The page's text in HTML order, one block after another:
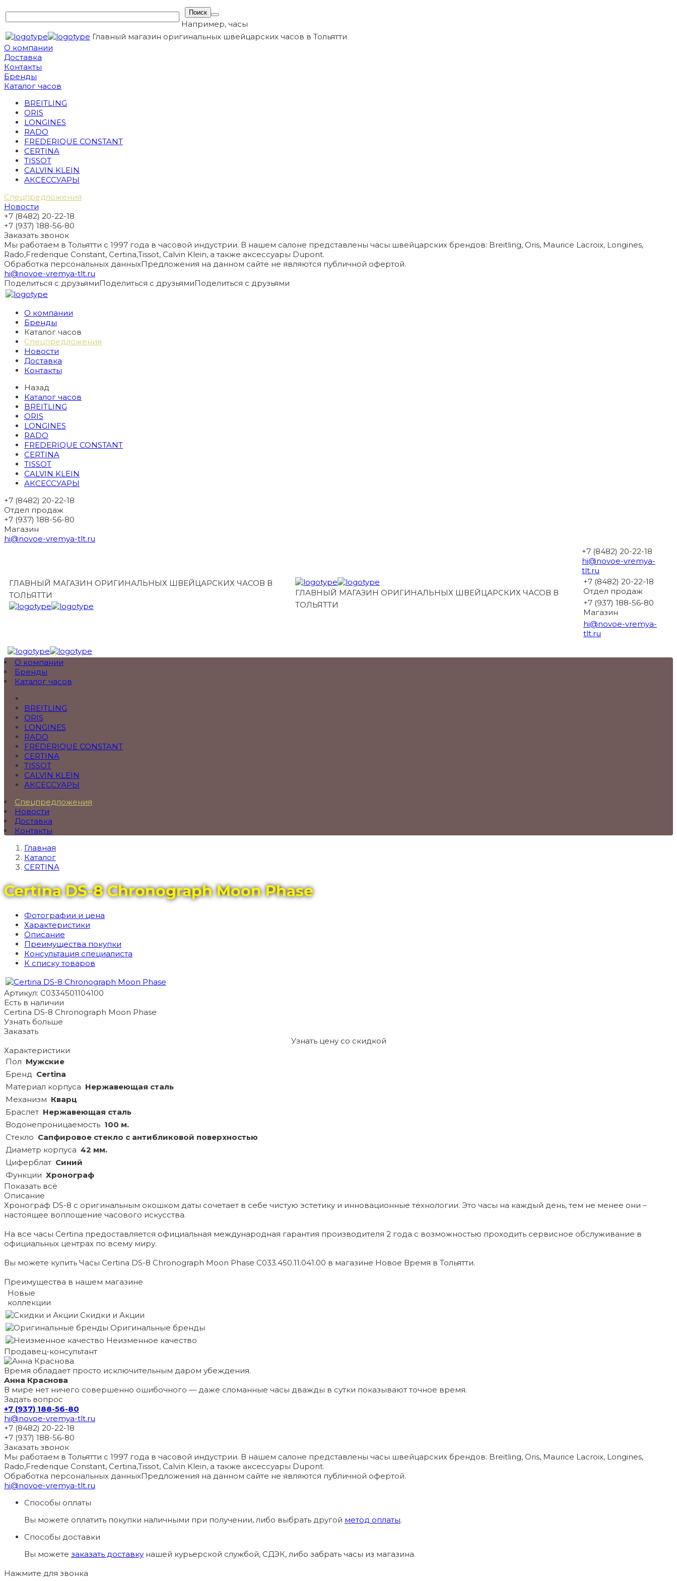
Например, часы
Главный магазин оригинальных швейцарских часов в Тольятти
О компании
Доставка
Контакты
Бренды
Каталог часов
BREITLING
ORIS
LONGINES
RADO
FREDERIQUE CONSTANT
CERTINA
TISSOT
CALVIN KLEIN
АКСЕССУАРЫ
Спецпредложения
Новости
+7 (8482) 20-22-18
+7 (937) 188-56-80
Заказать звонок
Мы работаем в Тольятти с 1997 года в часовой индустрии. В нашем салоне представлены часы швейцарских брендов: Breitling, Oris, Maurice Lacroix, Longines,
Rado,Frederique Constant, Certina,Tissot, Calvin Klein, а также аксессуары Dupont.
Обработка персональных данныхПредложения на данном сайте не являются публичной офертой.
hi@novoe-vremya-tlt.ru
Поделиться с друзьямиПоделиться с друзьямиПоделиться с друзьями
О компании
Бренды
Каталог часов
Спецпредложения
Новости
Доставка
Контакты
Назад
Каталог часов
BREITLING
ORIS
LONGINES
RADO
FREDERIQUE CONSTANT
CERTINA
TISSOT
CALVIN KLEIN
АКСЕССУАРЫ
+7 (8482) 20-22-18
Отдел продаж
+7 (937) 188-56-80
Магазин
hi@novoe-vremya-tlt.ru
ГЛАВНЫЙ МАГАЗИН ОРИГИНАЛЬНЫХ ШВЕЙЦАРСКИХ ЧАСОВ В
ТОЛЬЯТТИ
ГЛАВНЫЙ МАГАЗИН ОРИГИНАЛЬНЫХ ШВЕЙЦАРСКИХ ЧАСОВ В
ТОЛЬЯТТИ
+7 (8482) 20-22-18
hi@novoe-vremya-
tlt.ru
+7 (8482) 20-22-18
Отдел продаж
+7 (937) 188-56-80
Магазин
hi@novoe-vremya-
tlt.ru
О компании
Бренды
Каталог часов
BREITLING
ORIS
LONGINES
RADO
FREDERIQUE CONSTANT
CERTINA
TISSOT
CALVIN KLEIN
АКСЕССУАРЫ
Спецпредложения
Новости
Доставка
Контакты
Главная
Каталог
CERTINA
Certina DS-8 Chronograph Moon Phase
Фотографии и цена
Характеристики
Описание
Преимущества покупки
Консультация специалиста
К списку товаров
Артикул: C0334501104100
Есть в наличии
Certina DS-8 Chronograph Moon Phase
Узнать больше
Заказать
Узнать цену со скидкой
Характеристики
Пол Мужские
Бренд Certina
Материал корпуса Нержавеющая сталь
Механизм Кварц
Браслет Нержавеющая сталь
Водонепроницаемость 100 м.
Стекло Сапфировое стекло с антибликовой поверхностью
Диаметр корпуса 42 мм.
Циферблат Синий
Функции Хронограф
Показать всё
Описание
Хронограф DS-8 с оригинальным окошком даты сочетает в себе чистую эстетику и инновационные технологии. Это часы на каждый день, тем не менее они –
настоящее воплощение часового искусства.
На все часы Certina предоставляется официальная международная гарантия производителя 2 года с возможностью проходить сервисное обслуживание в
официальных центрах по всему миру.
Вы можете купить Часы Certina DS-8 Chronograph Moon Phase C033.450.11.041.00 в магазине Новое Время в Тольятти.
Преимущества в нашем магазине
Новые
коллекции
Скидки и Акции
Оригинальные бренды
Неизменное качество
Продавец-консультант
Время обладает просто исключительным даром убеждения.
Анна Краснова
В мире нет ничего совершенно ошибочного — даже сломанные часы дважды в сутки показывают точное время.
Задать вопрос
+7 (937) 188-56-80
hi@novoe-vremya-tlt.ru
+7 (8482) 20-22-18
+7 (937) 188-56-80
Заказать звонок
Мы работаем в Тольятти с 1997 года в часовой индустрии. В нашем салоне представлены часы швейцарских брендов: Breitling, Oris, Maurice Lacroix, Longines,
Rado,Frederique Constant, Certina,Tissot, Calvin Klein, а также аксессуары Dupont.
Обработка персональных данныхПредложения на данном сайте не являются публичной офертой.
hi@novoe-vremya-tlt.ru
Способы оплаты
Вы можете оплатить покупки наличными при получении, либо выбрать другой метод оплаты.
Способы доставки
Вы можете заказать доставку нашей курьерской службой, СДЭК, либо забрать часы из магазина.
Нажмите для звонка